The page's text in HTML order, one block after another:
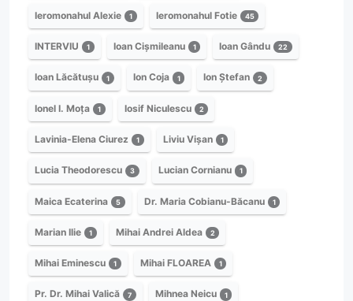
Ieromonahul Alexie 1 Ieromonahul Fotie 45
INTERVIU 1 Ioan Cișmileanu 1 Ioan Gându 22
Ioan Lăcătușu 1 Ion Coja 1 Ion Ștefan 2
Ionel I. Moța 1 Iosif Niculescu 2
Lavinia-Elena Ciurez 1 Liviu Vișan 1
Lucia Theodorescu 3 Lucian Cornianu 1
Maica Ecaterina 5 Dr. Maria Cobianu-Băcanu 1
Marian Ilie 1 Mihai Andrei Aldea 2
Mihai Eminescu 1 Mihai FLOAREA 1
Pr. Dr. Mihai Valică 7 Mihnea Neicu 1